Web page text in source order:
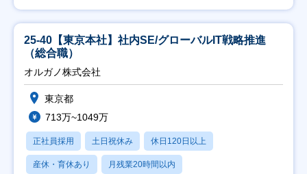
25-40【東京本社】社内SE/グローバルIT戦略推進
（総合職）
オルガノ株式会社
東京都
713万~1049万
正社員採用 土日祝休み 休日120日以上
産休・育休あり 月残業20時間以内